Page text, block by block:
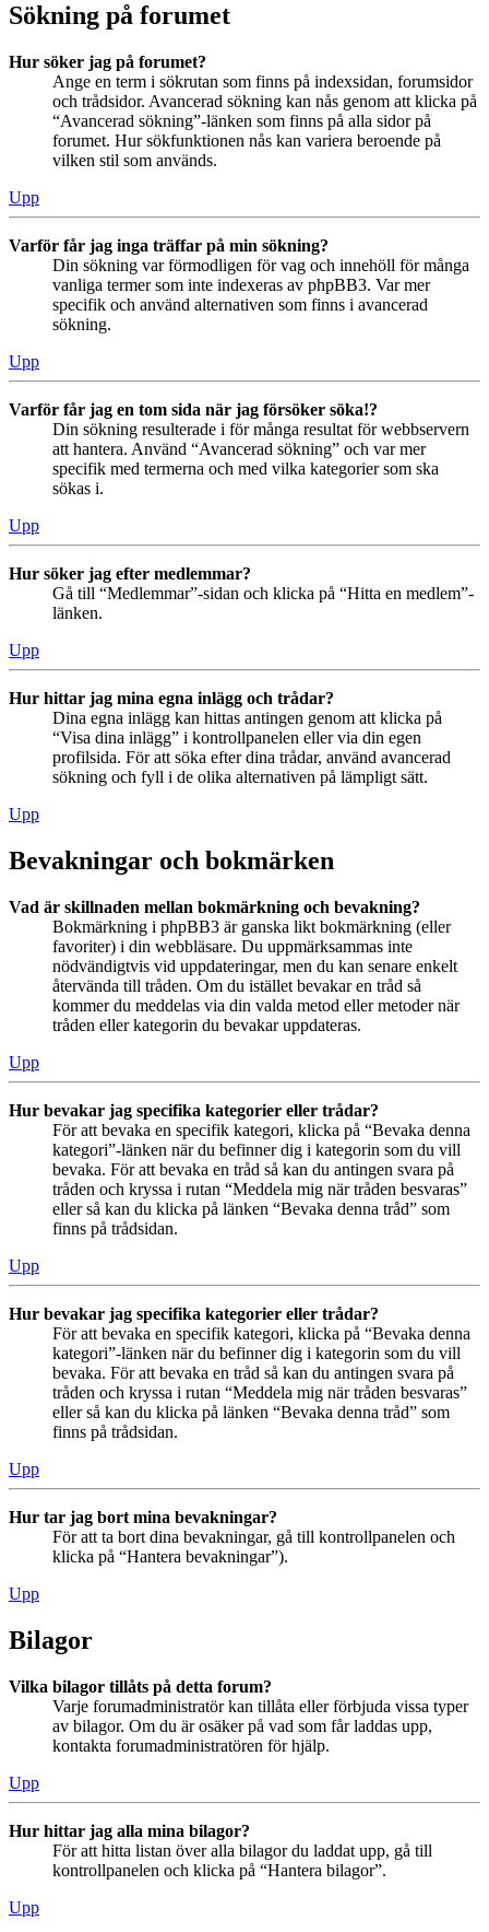
Sökning på forumet
Hur söker jag på forumet?
Ange en term i sökrutan som finns på indexsidan, forumsidor
och trådsidor. Avancerad sökning kan nås genom att klicka på
“Avancerad sökning”-länken som finns på alla sidor på
forumet. Hur sökfunktionen nås kan variera beroende på
vilken stil som används.
Upp
Varför får jag inga träffar på min sökning?
Din sökning var förmodligen för vag och innehöll för många
vanliga termer som inte indexeras av phpBB3. Var mer
specifik och använd alternativen som finns i avancerad
sökning.
Upp
Varför får jag en tom sida när jag försöker söka!?
Din sökning resulterade i för många resultat för webbservern
att hantera. Använd “Avancerad sökning” och var mer
specifik med termerna och med vilka kategorier som ska
sökas i.
Upp
Hur söker jag efter medlemmar?
Gå till “Medlemmar”-sidan och klicka på “Hitta en medlem”-
länken.
Upp
Hur hittar jag mina egna inlägg och trådar?
Dina egna inlägg kan hittas antingen genom att klicka på
“Visa dina inlägg” i kontrollpanelen eller via din egen
profilsida. För att söka efter dina trådar, använd avancerad
sökning och fyll i de olika alternativen på lämpligt sätt.
Upp
Bevakningar och bokmärken
Vad är skillnaden mellan bokmärkning och bevakning?
Bokmärkning i phpBB3 är ganska likt bokmärkning (eller
favoriter) i din webbläsare. Du uppmärksammas inte
nödvändigtvis vid uppdateringar, men du kan senare enkelt
återvända till tråden. Om du istället bevakar en tråd så
kommer du meddelas via din valda metod eller metoder när
tråden eller kategorin du bevakar uppdateras.
Upp
Hur bevakar jag specifika kategorier eller trådar?
För att bevaka en specifik kategori, klicka på “Bevaka denna
kategori”-länken när du befinner dig i kategorin som du vill
bevaka. För att bevaka en tråd så kan du antingen svara på
tråden och kryssa i rutan “Meddela mig när tråden besvaras”
eller så kan du klicka på länken “Bevaka denna tråd” som
finns på trådsidan.
Upp
Hur bevakar jag specifika kategorier eller trådar?
För att bevaka en specifik kategori, klicka på “Bevaka denna
kategori”-länken när du befinner dig i kategorin som du vill
bevaka. För att bevaka en tråd så kan du antingen svara på
tråden och kryssa i rutan “Meddela mig när tråden besvaras”
eller så kan du klicka på länken “Bevaka denna tråd” som
finns på trådsidan.
Upp
Hur tar jag bort mina bevakningar?
För att ta bort dina bevakningar, gå till kontrollpanelen och
klicka på “Hantera bevakningar”).
Upp
Bilagor
Vilka bilagor tillåts på detta forum?
Varje forumadministratör kan tillåta eller förbjuda vissa typer
av bilagor. Om du är osäker på vad som får laddas upp,
kontakta forumadministratören för hjälp.
Upp
Hur hittar jag alla mina bilagor?
För att hitta listan över alla bilagor du laddat upp, gå till
kontrollpanelen och klicka på “Hantera bilagor”.
Upp